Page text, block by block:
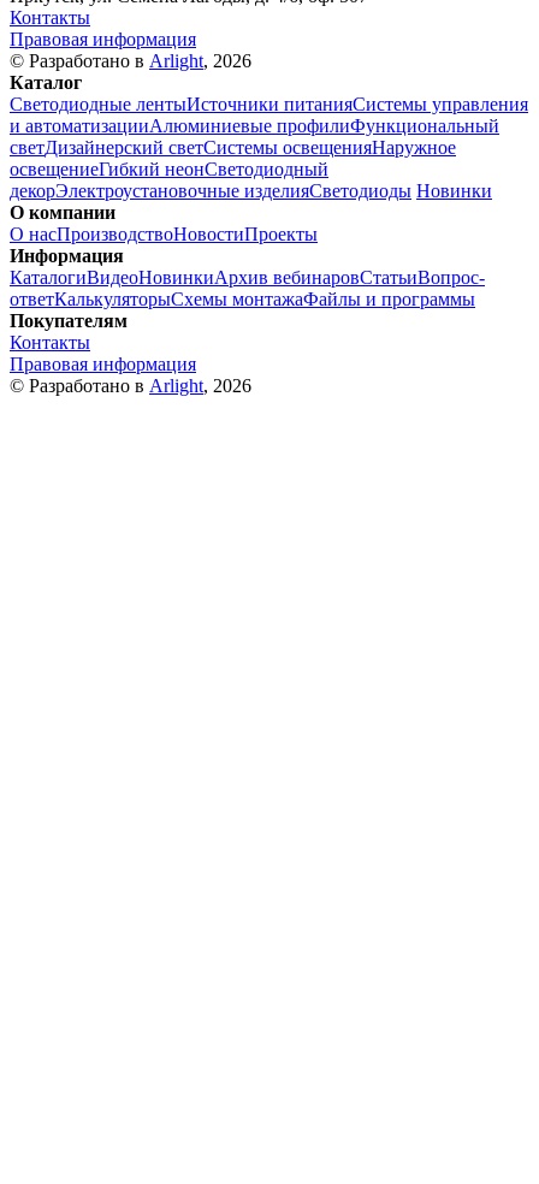
Контакты
Правовая информация
© Разработано в Arlight, 2026
Каталог
Светодиодные лентыИсточники питанияСистемы управления
и автоматизацииАлюминиевые профилиФункциональный
светДизайнерский светСистемы освещенияНаружное
освещениеГибкий неонСветодиодный
декорЭлектроустановочные изделияСветодиоды Новинки
О компании
О насПроизводствоНовостиПроекты
Информация
КаталогиВидеоНовинкиАрхив вебинаровСтатьиВопрос-
ответКалькуляторыСхемы монтажаФайлы и программы
Покупателям
Контакты
Правовая информация
© Разработано в Arlight, 2026